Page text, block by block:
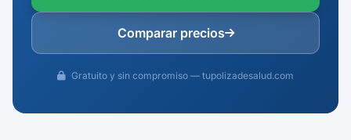
Comparar precios
Gratuito y sin compromiso — tupolizadesalud.com